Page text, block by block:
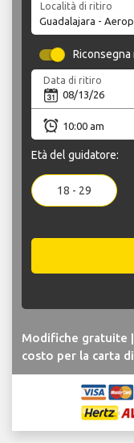
Località di ritiro
Data di ritiro
Età del guidatore:
18 - 29
Modifiche gratuite
costo per la carta